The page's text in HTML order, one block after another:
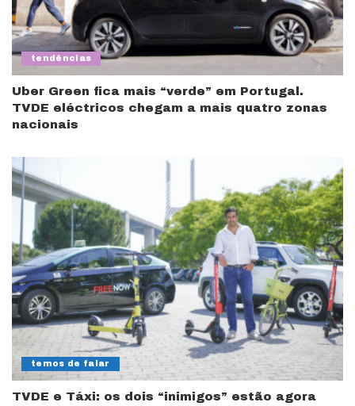
tendências
Uber Green fica mais “verde” em Portugal.
TVDE eléctricos chegam a mais quatro zonas
nacionais
temos de falar
TVDE e Táxi: os dois “inimigos” estão agora